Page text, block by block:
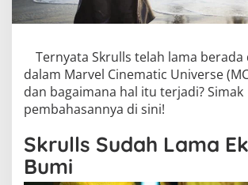
Ternyata Skrulls telah lama berada
dalam Marvel Cinematic Universe
dan bagaimana hal itu terjadi? Simak
pembahasannya di sini!
Skrulls Sudah Lama
Bumi